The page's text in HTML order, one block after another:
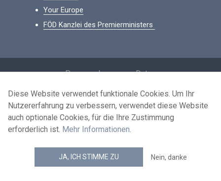
Your Europe
FÖD Kanzlei des Premierministers
Personenbezogene Daten
Bedingungen für die Wiederverwendung
Kontaktieren Sie uns
Barrierefreiheit
news.belgium RSS feed
© 2026 - news.belgium.be
Diese Website verwendet funktionale Cookies. Um Ihr
Nutzererfahrung zu verbessern, verwendet diese Website
auch optionale Cookies, für die Ihre Zustimmung
erforderlich ist. Mehr Informationen.
JA, ICH STIMME ZU Nein, danke